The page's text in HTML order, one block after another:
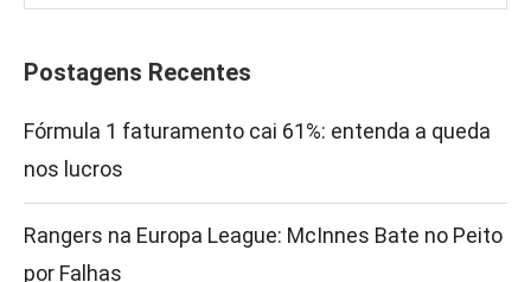
Postagens Recentes
Fórmula 1 faturamento cai 61%: entenda a queda
nos lucros
Rangers na Europa League: McInnes Bate no Peito
por Falhas